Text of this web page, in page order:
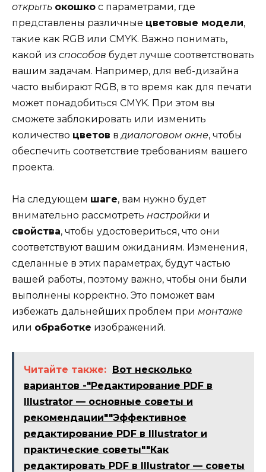
открыть окошко с параметрами, где
представлены различные цветовые модели,
такие как RGB или CMYK. Важно понимать,
какой из способов будет лучше соответствовать
вашим задачам. Например, для веб-дизайна
часто выбирают RGB, в то время как для печати
может понадобиться CMYK. При этом вы
сможете заблокировать или изменить
количество цветов вдиалоговом окне, чтобы
обеспечить соответствие требованиям вашего
проекта.
На следующем шаге, вам нужно будет
внимательно рассмотреть настройки и
свойства, чтобы удостовериться, что они
соответствуют вашим ожиданиям. Изменения,
сделанные в этих параметрах, будут частью
вашей работы, поэтому важно, чтобы они были
выполнены корректно. Это поможет вам
избежать дальнейших проблем при монтаже
или обработке изображений.
Читайте также: Вот несколько
вариантов -"Редактирование PDF в
Illustrator — основные советы и
рекомендации""Эффективное
редактирование PDF в Illustrator и
практические советы""Как
редактировать PDF в Illustrator — советы